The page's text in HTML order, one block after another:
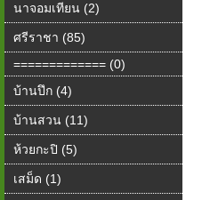
นาจอมเทียน (2)
ศรีราชา (85)
============= (0)
บ้านปึก (4)
บ้านสวน (11)
ห้วยกะปิ (5)
เสม็ด (1)